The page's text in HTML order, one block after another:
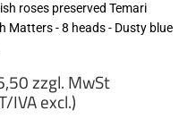
roses preserved Temari
Matters - 8 heads - Dusty blue
zzgl. MwSt
IVA excl.)